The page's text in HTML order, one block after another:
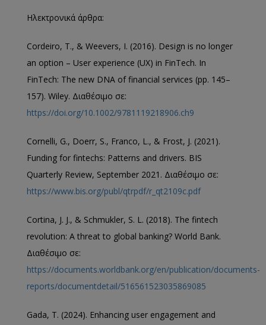
Ηλεκτρονικά άρθρα:
Cordeiro, T., & Weevers, I. (2016). Design is no longer
an option – User experience (UX) in FinTech. In
FinTech: The new DNA of financial services (pp. 145–
157). Wiley. Διαθέσιμο σε:
https://doi.org/10.1002/9781119218906.ch9
Cornelli, G., Doerr, S., Franco, L., & Frost, J. (2021).
Funding for fintechs: Patterns and drivers. BIS
Quarterly Review, September 2021. Διαθέσιμο σε:
https://www.bis.org/publ/qtrpdf/r_qt2109c.pdf
Cortina, J. J., & Schmukler, S. L. (2018). The fintech
revolution: A threat to global banking? World Bank.
Διαθέσιμο σε:
https://documents.worldbank.org/en/publication/documents-
reports/documentdetail/516561523035869085
Gada, T. (2024). Enhancing user engagement and